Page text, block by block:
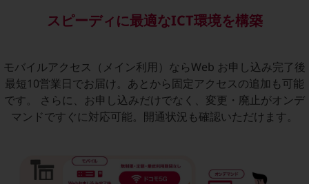
5Gデータプラス
IoT向け回線料金
home5Gプラン
モバイルサービス
端末の一元管理
運用保守・故障紛失サポート
スピーディに最適なICT環境を構築
モバイルアクセス（メイン利用）ならWeb お申し込み完了後
最短10営業日でお届け。あとから固定アクセスの追加も可能
です。 さらに、お申し込みだけでなく、変更・廃止がオンデ
マンドですぐに対応可能。開通状況も確認いただけます。